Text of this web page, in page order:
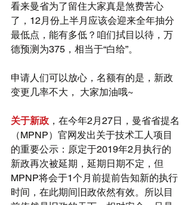
看来曼省为了留住大家真是煞费苦心
了，12月份上半月应该会迎来全年抽分
最低点，能有多低？咱们拭目以待，万
德预测为375，相当于“白给”。
申请人们可以放心，名额有的是，新政
变更几率不大， 大家加油哦~
关于新政 ，在今年2月27日，曼省省提名
（MPNP）官网发出关于技术工人项目
的重要公示：原定于2019年2月执行的
新政再次被延期，延期日期不定，但
MPNP将会于1个月前提前告知新的执行
时间，在此期间旧政依然有效。所以目